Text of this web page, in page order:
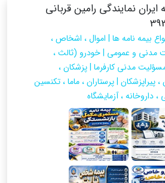
ایران نمایندگی رامین قربانی
بیمه نامه ها | اموال ، اشخاص ،
مدنی و عمومی | خودرو (ثالث ،
مدنی کارفرما | پزشکان ،
پیراپزشکان | پرستاران ، ماما ، تکنسین
، داروخانه‌ ، آزمایشگاه